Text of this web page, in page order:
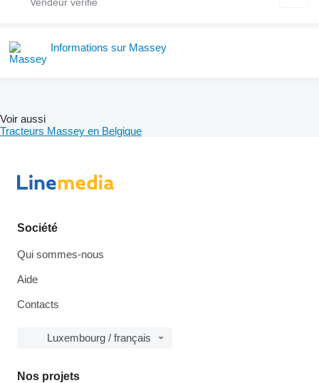
Informations sur Massey
Voir aussi
Tracteurs Massey en Belgique
Société
Qui sommes-nous
Aide
Contacts
Luxembourg / français
Nos projets